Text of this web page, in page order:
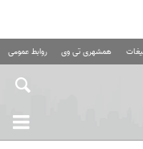
همشهری تی وی روابط عمومی